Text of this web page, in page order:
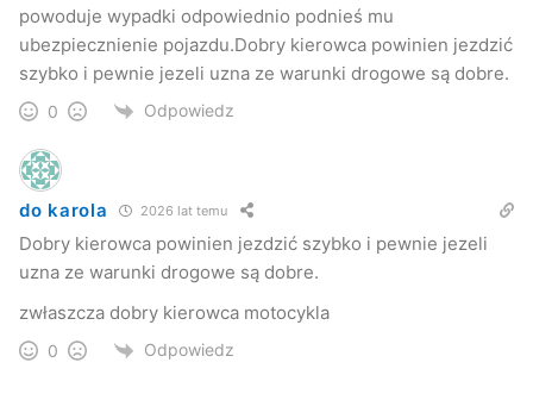
prędkością jedzie mi się źle – mówi senator Zbigniew
Romaszewski. – Tam znaki są dostosowane do
rzeczywistych warunków na drodze. U nas w podobnym
miejscu stawia się znak „40″. Kierowca jadący zgodnie z
Desuetudo
Ten łaciński termin prawniczy mówi, że długotrwałe i
powszechne niestosowanie się lub nieprzestrzeganie w
praktyce określonej normy prawnej skutkuje utratą przez
nią mocy obowiązującej.
powoduje wypadki odpowiednio podnieś mu
ubezpiecznienie pojazdu.Dobry kierowca powinien jezdzić
szybko i pewnie jezeli uzna ze warunki drogowe są dobre.
0 Odpowiedz
do karola 2026 lat temu
Dobry kierowca powinien jezdzić szybko i pewnie jezeli
uzna ze warunki drogowe są dobre.
zwłaszcza dobry kierowca motocykla
0 Odpowiedz